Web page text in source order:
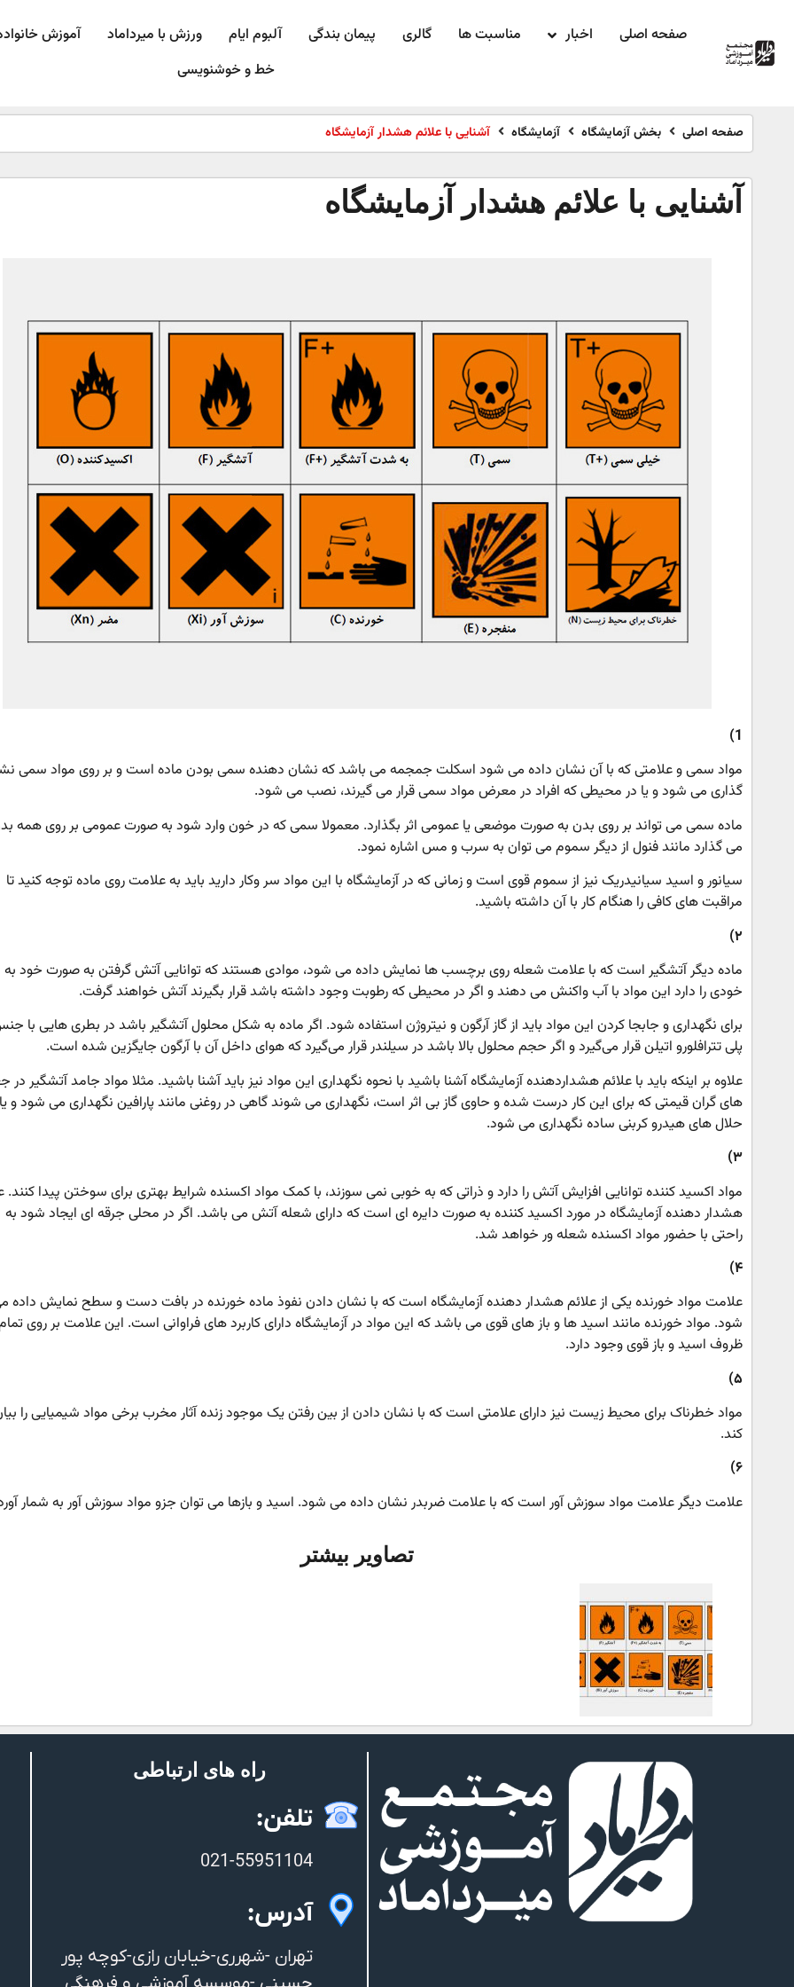
صفحه اصلی اخبار مناسبت ها گالری پیمان بندگی آلبوم ایام ورزش با میرداماد​ آموزش
خط و خوشنویسی
صفحه اصلی بخش آزمایشگاه آزمایشگاه آشنایی با علائم هشدار آزمایشگاه
آشنایی با علائم هشدار آزمایشگاه
1)
مواد سمی و علامتی که با آن نشان داده می شود اسکلت جمجمه می باشد که نشان دهنده سمی بودن ماده است و بر روی مواد سمی
گذاری می شود و یا در محیطی که افراد در معرض مواد سمی قرار می گیرند، نصب می شود.
ماده سمی می تواند بر روی بدن به صورت موضعی یا عمومی اثر بگذارد. معمولا سمی که در خون وارد شود به صورت عمومی بر روی همه
می گذارد مانند فنول از دیگر سموم می توان به سرب و مس اشاره نمود.
سیانور و اسید سیانیدریک نیز از سموم قوی است و زمانی که در آزمایشگاه با این مواد سر وکار دارید باید به علامت روی ماده توجه کنید تا
مراقبت های کافی را هنگام کار با آن داشته باشید.
۲)
ماده دیگر آتشگیر است که با علامت شعله روی برچسب ها نمایش داده می شود، موادی هستند که توانایی آتش گرفتن به صورت خود به
خودی را دارد این مواد با آب واکنش می دهند و اگر در محیطی که رطوبت وجود داشته باشد قرار بگیرند آتش خواهند گرفت.
برای نگهداری و جابجا کردن این مواد باید از گاز آرگون و نیتروژن استفاده شود. اگر ماده به شکل محلول آتشگیر باشد در بطری هایی با
پلی تترافلورو اتیلن قرار می‌گیرد و اگر حجم محلول بالا باشد در سیلندر قرار می‌گیرد که هوای داخل آن با آرگون جایگزین شده است.
علاوه بر اینکه باید با علائم هشداردهنده آزمایشگاه آشنا باشید با نحوه نگهداری این مواد نیز باید آشنا باشید. مثلا مواد جامد آتشگیر در
های گران قیمتی که برای این کار درست شده و حاوی گاز بی اثر است، نگهداری می شوند گاهی در روغنی مانند پارافین نگهداری می شود و یا
حلال های هیدرو کربنی ساده نگهداری می شود.
۳)
مواد اکسید کننده توانایی افزایش آتش را دارد و ذراتی که به خوبی نمی سوزند، با کمک مواد اکسنده شرایط بهتری برای سوختن پیدا کنند.
هشدار دهنده آزمایشگاه در مورد اکسید کننده به صورت دایره ای است که دارای شعله آتش می باشد. اگر در محلی جرقه ای ایجاد شود به
راحتی با حضور مواد اکسنده شعله ور خواهد شد.
۴)
علامت مواد خورنده یکی از علائم هشدار دهنده آزمایشگاه است که با نشان دادن نفوذ ماده خورنده در بافت دست و سطح نمایش داده
شود. مواد خورنده مانند اسید ها و باز های قوی می باشد که این مواد در آزمایشگاه دارای کاربرد های فراوانی است. این علامت بر روی
ظروف اسید و باز قوی وجود دارد.
۵)
مواد خطرناک برای محیط زیست نیز دارای علامتی است که با نشان دادن از بین رفتن یک موجود زنده آثار مخرب برخی مواد شیمیایی را
کند.
۶)
علامت دیگر علامت مواد سوزش آور است که با علامت ضربدر نشان داده می شود. اسید و بازها می توان جزو مواد سوزش آور به شمار
تصاویر بیشتر
راه های ارتباطی
تلفن:
021-55951104
آدرس:
تهران -شهرری-خیابان رازی-کوچه پور